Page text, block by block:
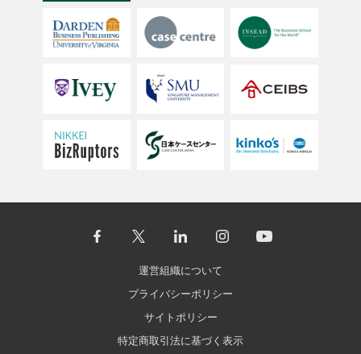
運営組織について
プライバシーポリシー
サイトポリシー
特定商取引法に基づく表示